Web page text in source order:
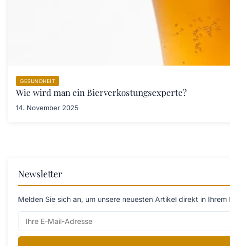
GESUNDHEIT
Wie wird man ein Bierverkostungsexperte?
14. November 2025
Newsletter
Melden Sie sich an, um unsere neuesten Artikel direkt in